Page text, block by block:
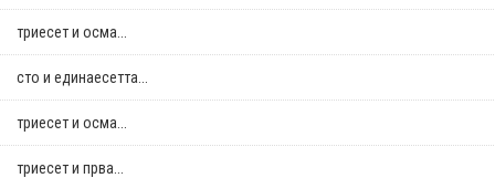
триесет и осма...
сто и единаесетта...
триесет и осма...
триесет и прва...